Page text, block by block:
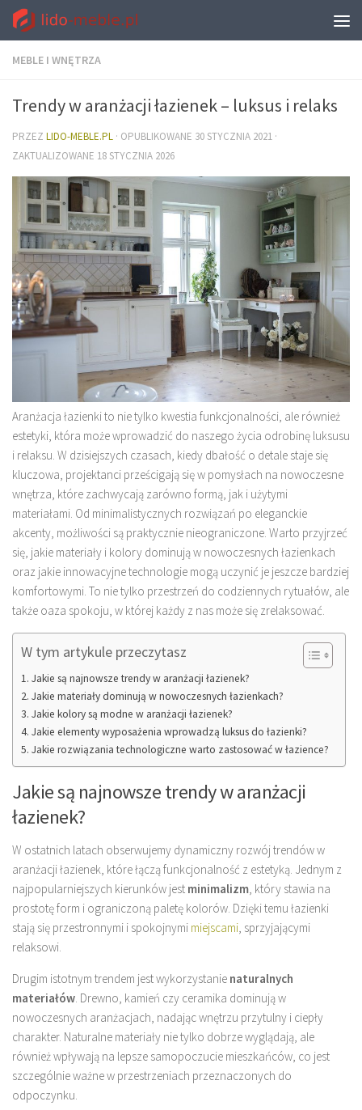
MEBLE I WNĘTRZA
Trendy w aranżacji łazienek – luksus i relaks
PRZEZ LIDO-MEBLE.PL · OPUBLIKOWANE 30 STYCZNIA 2021 ·
ZAKTUALIZOWANE 18 STYCZNIA 2026
Aranżacja łazienki to nie tylko kwestia funkcjonalności, ale również
estetyki, która może wprowadzić do naszego życia odrobinę luksusu
i relaksu. W dzisiejszych czasach, kiedy dbałość o detale staje się
kluczowa, projektanci prześcigają się w pomysłach na nowoczesne
wnętrza, które zachwycają zarówno formą, jak i użytymi
materiałami. Od minimalistycznych rozwiązań po eleganckie
akcenty, możliwości są praktycznie nieograniczone. Warto przyjrzeć
się, jakie materiały i kolory dominują w nowoczesnych łazienkach
oraz jakie innowacyjne technologie mogą uczynić je jeszcze bardziej
komfortowymi. To nie tylko przestrzeń do codziennych rytuałów, ale
także oaza spokoju, w której każdy z nas może się zrelaksować.
W tym artykule przeczytasz
Jakie są najnowsze trendy w aranżacji łazienek?
Jakie materiały dominują w nowoczesnych łazienkach?
Jakie kolory są modne w aranżacji łazienek?
Jakie elementy wyposażenia wprowadzą luksus do łazienki?
Jakie rozwiązania technologiczne warto zastosować w łazience?
Jakie są najnowsze trendy w aranżacji
łazienek?
W ostatnich latach obserwujemy dynamiczny rozwój trendów w
aranżacji łazienek, które łączą funkcjonalność z estetyką. Jednym z
najpopularniejszych kierunków jest minimalizm , który stawia na
prostotę form i ograniczoną paletę kolorów. Dzięki temu łazienki
stają się przestronnymi i spokojnymi miejscami , sprzyjającymi
relaksowi.
Drugim istotnym trendem jest wykorzystanie naturalnych
materiałów . Drewno, kamień czy ceramika dominują w
nowoczesnych aranżacjach, nadając wnętrzu przytulny i ciepły
charakter. Naturalne materiały nie tylko dobrze wyglądają, ale
również wpływają na lepsze samopoczucie mieszkańców, co jest
szczególnie ważne w przestrzeniach przeznaczonych do
odpoczynku.